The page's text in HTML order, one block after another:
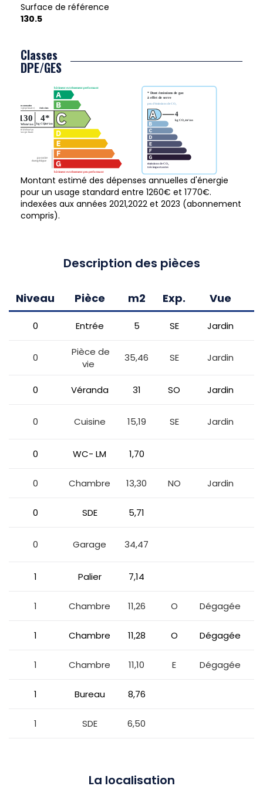
Surface de référence
130.5
Classes
DPE/GES
Montant estimé des dépenses annuelles d'énergie
pour un usage standard entre 1260€ et 1770€.
indexées aux années 2021,2022 et 2023 (abonnement
compris).
Description des pièces
Niveau Pièce m2 Exp. Vue
0 Entrée 5 SE Jardin
0
Pièce de
vie
35,46 SE Jardin
0 Véranda 31 SO Jardin
0 Cuisine 15,19 SE Jardin
0 WC- LM 1,70
0 Chambre 13,30 NO Jardin
0 SDE 5,71
0 Garage 34,47
1 Palier 7,14
1 Chambre 11,26 O Dégagée
1 Chambre 11,28 O Dégagée
1 Chambre 11,10 E Dégagée
1 Bureau 8,76
1 SDE 6,50
La localisation